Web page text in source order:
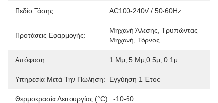
Πεδίο Τάσης: AC100-240V / 50-60Hz
Προτάσεις Εφαρμογής:
Μηχανή Άλεσης, Τρυπώντας
Μηχανή, Τόρνος
Απόφαση: 1 Μμ, 5 Μμ,0.5μ, 0.1μ
Υπηρεσία Μετά Την Πώληση: Εγγύηση 1 Έτος
Θερμοκρασία Λειτουργίας (°C): -10-60